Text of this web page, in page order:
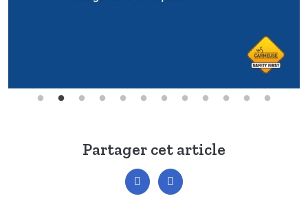
Partager cet article